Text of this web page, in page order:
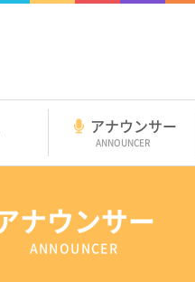
アナウンサー
ANNOUNCER
ナウンサー
ANNOUNCER